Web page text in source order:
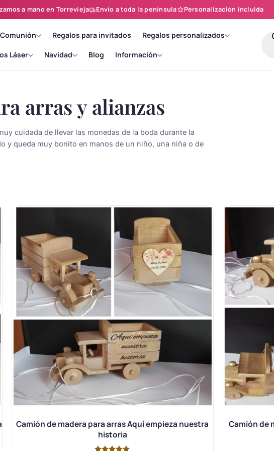
a mano en Torrevieja Envío a toda la península Personalización incluida
Regalos para invitados Regalos personalizados
Láser Navidad Blog Información
arras y alianzas
cuidada de llevar las monedas de la boda durante la
y queda muy bonito en manos de un niño, una niña o de
Camión de madera para arras Aquí empieza nuestra
historia
Camión de